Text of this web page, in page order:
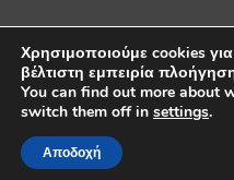
Πνευματικά δικαιώματα ©2026
Λευκοσιδηρουργία. Με την
Δημιουργήθηκε από την
Χρησιμοποιούμε cookies
βέλτιστη εμπειρία
You can find out more about
switch them off in settings.
Αποδοχή